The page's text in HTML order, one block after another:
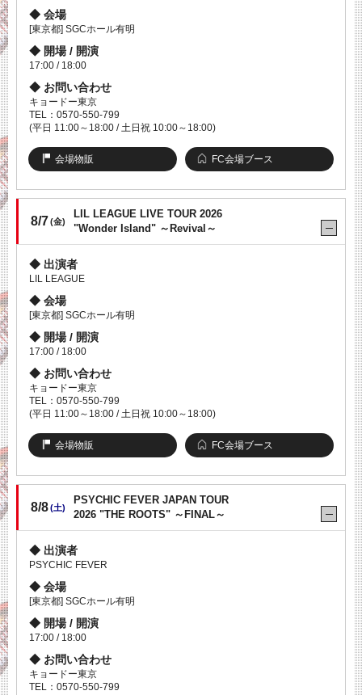
会場
[東京都] SGCホール有明
開場 / 開演
17:00 / 18:00
お問い合わせ
キョードー東京
TEL：0570-550-799
(平日 11:00～18:00 / 土日祝 10:00～18:00)
会場物販 FC会場ブース
8/7(金)
LIL LEAGUE LIVE TOUR 2026
"Wonder Island" ～Revival～
出演者
LIL LEAGUE
会場
[東京都] SGCホール有明
開場 / 開演
17:00 / 18:00
お問い合わせ
キョードー東京
TEL：0570-550-799
(平日 11:00～18:00 / 土日祝 10:00～18:00)
会場物販 FC会場ブース
8/8(土)
PSYCHIC FEVER JAPAN TOUR
2026 "THE ROOTS" ～FINAL～
出演者
PSYCHIC FEVER
会場
[東京都] SGCホール有明
開場 / 開演
17:00 / 18:00
お問い合わせ
キョードー東京
TEL：0570-550-799